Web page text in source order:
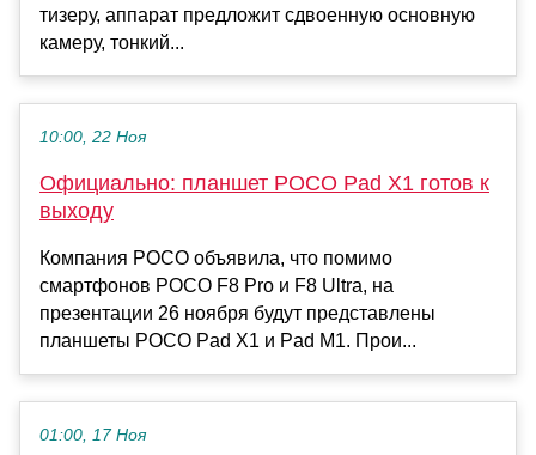
тизеру, аппарат предложит сдвоенную основную
камеру, тонкий...
10:00, 22 Ноя
Официально: планшет POCO Pad X1 готов к
выходу
Компания POCO объявила, что помимо
смартфонов POCO F8 Pro и F8 Ultra, на
презентации 26 ноября будут представлены
планшеты POCO Pad X1 и Pad M1. Прои...
01:00, 17 Ноя